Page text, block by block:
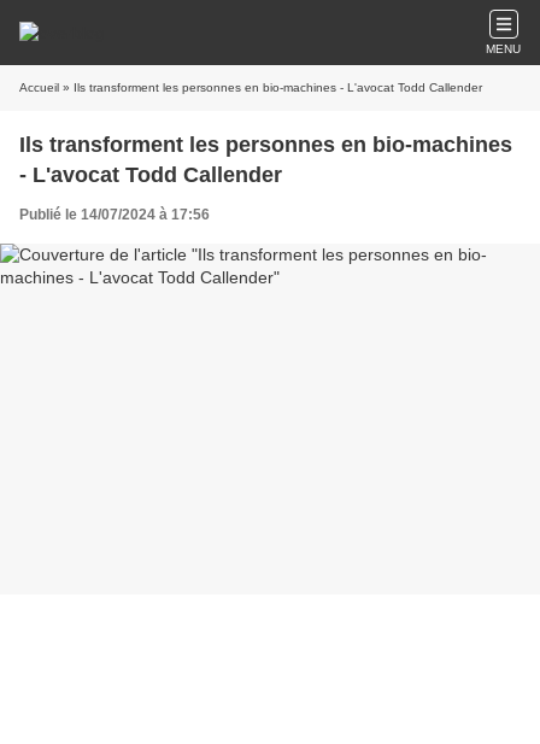
MENU
Accueil » Ils transforment les personnes en bio-machines - L'avocat Todd Callender
Ils transforment les personnes en bio-machines
- L'avocat Todd Callender
Publié le 14/07/2024 à 17:56